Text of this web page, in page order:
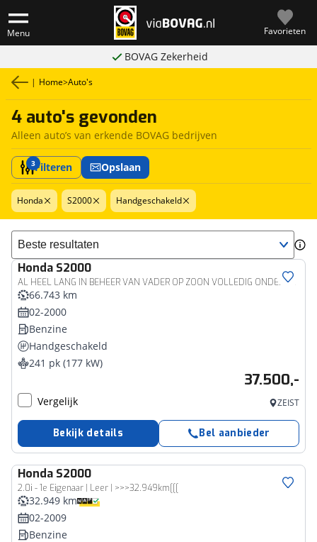
Menu Favorieten
BOVAG Zekerheid
| Home>Auto's
4 auto's gevonden
Alleen auto’s van erkende BOVAG bedrijven
3Filteren Opslaan
Honda S2000 Handgeschakeld
Sorteer resultaten
Honda S2000
AL HEEL LANG IN BEHEER VAN VADER OP ZOON VOLLEDIG ONDERHOUDEN EN TAXATIE DOCUMENTEN AANWEZIG VOLLEDIG IN TOP STAAT
66.743 km
02-2000
Benzine
Handgeschakeld
241 pk (177 kW)
37.500,-
Vergelijk ZEIST
Bekijk details Bel aanbieder
Honda S2000
2.0i - 1e Eigenaar | Leer | >>>32.949km[[[
32.949 km
02-2009
Benzine